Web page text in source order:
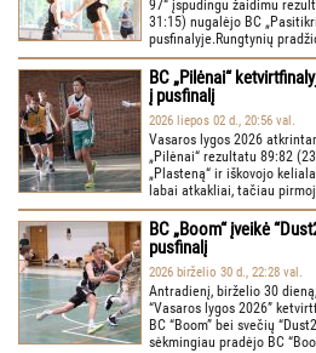
97“ įspūdingu žaidimu
31:15) nugalėjo BC
pusfinalyje.Rungtynių
BC „Pilėnai“
į pusfinalį
2026 liepos 02 d., 20:56 val.
Vasaros lygos 2026
„Pilėnai“ rezultatu 89:82
„Plasteną“ ir iškovojo
labai atkakliai, tačiau
BC „Boom“ įveikė
pusfinalį
2026 birželio 30 d., 22:28 val.
Antradienį, birželio 30
“Vasaros lygos 2026”
BC “Boom” bei svečių
sėkmingiau pradėjo BC